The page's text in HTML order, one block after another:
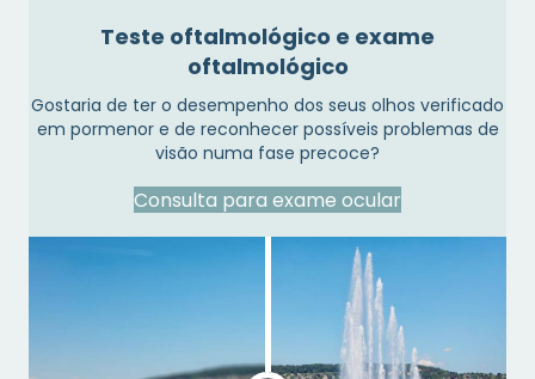
Teste oftalmológico e exame
oftalmológico
Gostaria de ter o desempenho dos seus olhos verificado
em pormenor e de reconhecer possíveis problemas de
visão numa fase precoce?
Consulta para exame ocular